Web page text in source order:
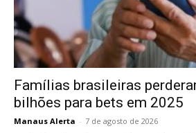
Famílias brasileiras
bilhões para bets em 2025
Manaus Alerta - 7 de agosto de 2026